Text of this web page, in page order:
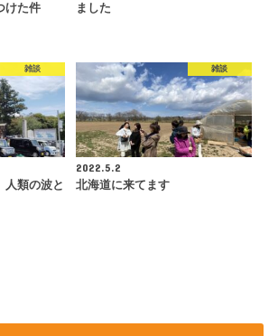
けた件
ました
雑談
類の波と
雑談
2022.5.2
北海道に来てます